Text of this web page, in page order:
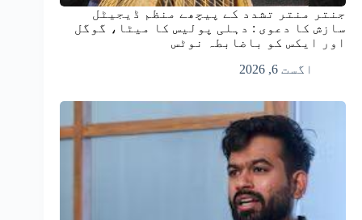
جنتر منتر تشدد کے پیچھے منظم ڈیجیٹل
سازش کا دعوی : دہلی پولیس کا میٹا، گوگل
اور ایکس کو باضابطہ نوٹس
اگست 6, 2026